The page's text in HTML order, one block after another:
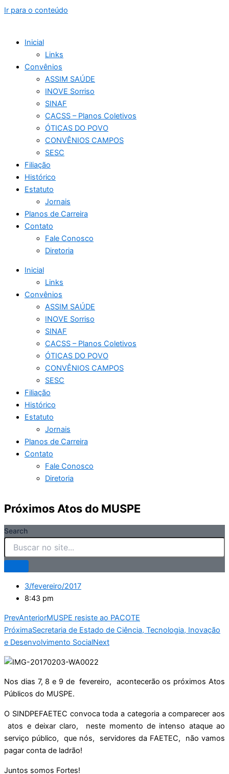
Ir para o conteúdo
Inicial
Links
Convênios
ASSIM SAÚDE
INOVE Sorriso
SINAF
CACSS – Planos Coletivos
ÓTICAS DO POVO
CONVÊNIOS CAMPOS
SESC
Filiação
Histórico
Estatuto
Jornais
Planos de Carreira
Contato
Fale Conosco
Diretoria
Inicial
Links
Convênios
ASSIM SAÚDE
INOVE Sorriso
SINAF
CACSS – Planos Coletivos
ÓTICAS DO POVO
CONVÊNIOS CAMPOS
SESC
Filiação
Histórico
Estatuto
Jornais
Planos de Carreira
Contato
Fale Conosco
Diretoria
Próximos Atos do MUSPE
Search
3/fevereiro/2017
8:43 pm
PrevAnteriorMUSPE resiste ao PACOTE
PróximaSecretaria de Estado de Ciência, Tecnologia, Inovação
e Desenvolvimento SocialNext
Nos dias 7, 8 e 9 de fevereiro, acontecerão os próximos Atos
Públicos do MUSPE.
O SINDPEFAETEC convoca toda a categoria a comparecer aos
atos e deixar claro, neste momento de intenso ataque ao
serviço público, que nós, servidores da FAETEC, não vamos
pagar conta de ladrão!
Juntos somos Fortes!